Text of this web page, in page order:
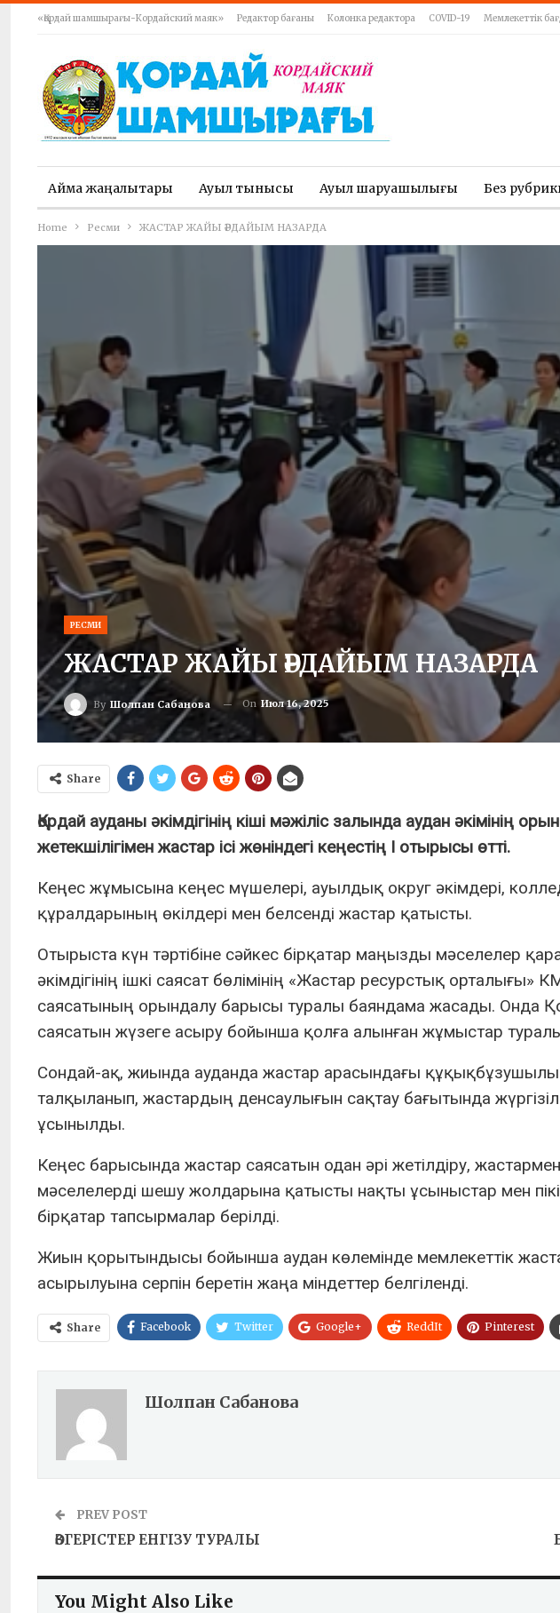
«Қордай шамшырағы-Кордайский маяк» Редактор бағаны Колонка редактора COVID-19 Мемлекеттік
Аймақ жаңалықтары Ауыл тынысы Ауыл шаруашылығы Без
Home Ресми ЖАСТАР ЖАЙЫ ӘРДАЙЫМ НАЗАРДА
РЕСМИ
ЖАСТАР ЖАЙЫ ӘРДАЙЫМ НАЗАРДА
By Шолпан Сабанова On Июл 16, 2025
Share
Қордай ауданы әкімдігінің кіші мәжіліс залында аудан әкімінің
жетекшілігімен жастар ісі жөніндегі кеңестің І отырысы өтті.
Кеңес жұмысына кеңес мүшелері, ауылдық округ әкімдері,
құралдарының өкілдері мен белсенді жастар қатысты.
Отырыста күн тәртібіне сәйкес бірқатар маңызды мәселелер
әкімдігінің ішкі саясат бөлімінің «Жастар ресурстық
саясатының орындалу барысы туралы баяндама жасады. Онда
саясатын жүзеге асыру бойынша қолға алынған жұмыстар
Сондай-ақ, жиында ауданда жастар арасындағы
талқыланып, жастардың денсаулығын сақтау бағытында
ұсынылды.
Кеңес барысында жастар саясатын одан әрі жетілдіру,
мәселелерді шешу жолдарына қатысты нақты ұсыныстар мен
бірқатар тапсырмалар берілді.
Жиын қорытындысы бойынша аудан көлемінде мемлекеттік
асырылуына серпін беретін жаңа міндеттер белгіленді.
Share Facebook Twitter Google+ ReddIt Pinterest
Шолпан Сабанова
PREV POST
ӨЗГЕРІСТЕР ЕНГІЗУ ТУРАЛЫ
You Might Also Like